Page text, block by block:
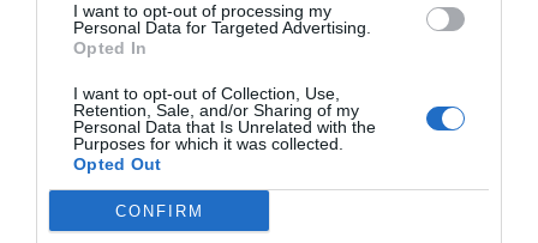
I want to opt-out of processing my
Personal Data for Targeted Advertising.
Opted In
I want to opt-out of Collection, Use,
Retention, Sale, and/or Sharing of my
Personal Data that Is Unrelated with the
Purposes for which it was collected.
Opted Out
CONFIRM
5.93 kmdal centro
0 Recensioni
Albergo Villa Gaia